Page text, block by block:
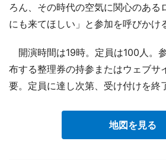
ろん、その時代の空気に関心のある
にも来てほしい」と参加を呼びかけ
開演時間は19時。定員は100人。
布する整理券の持参またはウェブサ
要。定員に達し次第、受け付けを終
地図を見る